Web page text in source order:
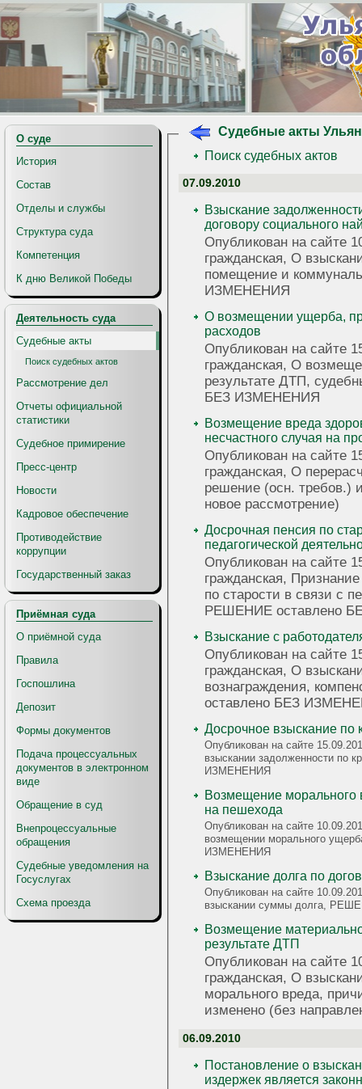
О суде
История
Состав
Отделы и службы
Структура суда
Компетенция
К дню Великой Победы
Деятельность суда
Судебные акты
Поиск судебных актов
Рассмотрение дел
Отчеты официальной
статистики
Судебное примирение
Пресс-центр
Новости
Кадровое обеспечение
Противодействие
коррупции
Государственный заказ
Приёмная суда
О приёмной суда
Правила
Госпошлина
Депозит
Формы документов
Подача процессуальных
документов в электронном
виде
Обращение в суд
Внепроцессуальные
обращения
Судебные уведомления на
Госуслугах
Схема проезда
Судебные акты
Поиск судебных актов
07.09.2010
Взыскание
договору социального
Опубликован на сайте
гражданская, О
помещение и
ИЗМЕНЕНИЯ
О возмещении ущерба,
расходов
Опубликован на сайте
гражданская, О
результате ДТП,
БЕЗ ИЗМЕНЕНИЯ
Возмещение вреда
несчастного случая на
Опубликован на сайте
гражданская, О
решение (осн. требов.)
новое рассмотрение)
Досрочная пенсия по
педагогической
Опубликован на сайте
гражданская,
по старости в связи с
РЕШЕНИЕ оставлено
Взыскание с
Опубликован на сайте
гражданская, О
вознаграждения,
оставлено БЕЗ
Досрочное взыскание по
Опубликован на сайте
взыскании задолженности по
ИЗМЕНЕНИЯ
Возмещение морального
на пешехода
Опубликован на сайте
возмещении морального
ИЗМЕНЕНИЯ
Взыскание долга по
Опубликован на сайте
взыскании суммы долга,
Возмещение
результате ДТП
Опубликован на сайте
гражданская, О
морального вреда,
изменено (без
06.09.2010
Постановление о
издержек является